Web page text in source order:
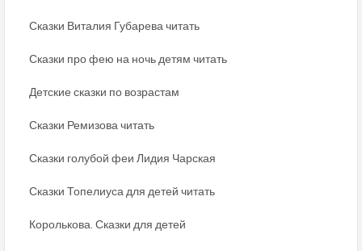
Сказки Виталия Губарева читать
Сказки про фею на ночь детям читать
Детские сказки по возрастам
Сказки Ремизова читать
Сказки голубой феи Лидия Чарская
Сказки Топелиуса для детей читать
Королькова. Сказки для детей